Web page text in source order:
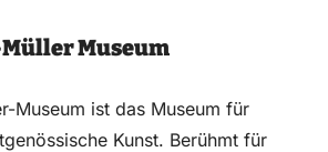
Museum
Museum ist das Museum für
Kunst. Berühmt für